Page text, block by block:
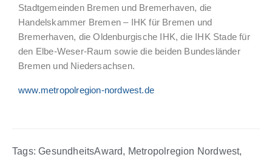
Stadtgemeinden Bremen und Bremerhaven, die
Handelskammer Bremen – IHK für Bremen und
Bremerhaven, die Oldenburgische IHK, die IHK Stade für
den Elbe-Weser-Raum sowie die beiden Bundesländer
Bremen und Niedersachsen.
www.metropolregion-nordwest.de
Tags: GesundheitsAward, Metropolregion Nordwest,